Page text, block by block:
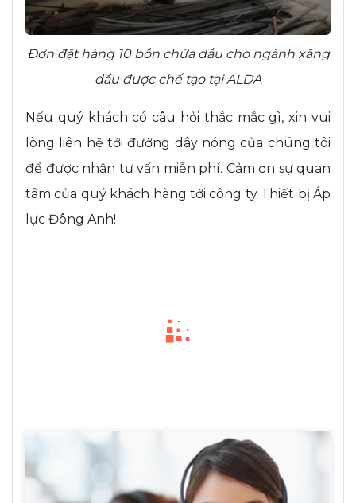
Đơn đặt hàng 10 bồn chứa dầu cho ngành xăng
dầu được chế tạo tại ALDA
Nếu quý khách có câu hỏi thắc mắc gì, xin vui
lòng liên hệ tới đường dây nóng của chúng tôi
để được nhận tư vấn miễn phí. Cảm ơn sự quan
tâm của quý khách hàng tới công ty Thiết bị Áp
lực Đông Anh!